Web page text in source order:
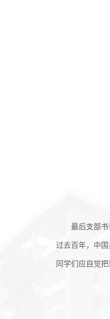
最后支部
过去百年，中
同学们应自觉